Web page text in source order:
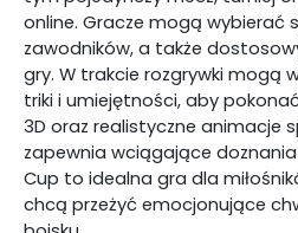
online. Gracze mogą wybierać
zawodników, a także
gry. W trakcie rozgrywki mogą
triki i umiejętności, aby
3D oraz realistyczne animacje
zapewnia wciągające doznania
Cup to idealna gra dla
chcą przeżyć emocjonujące